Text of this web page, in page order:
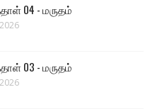
04 - மருதம்
03 - மருதம்